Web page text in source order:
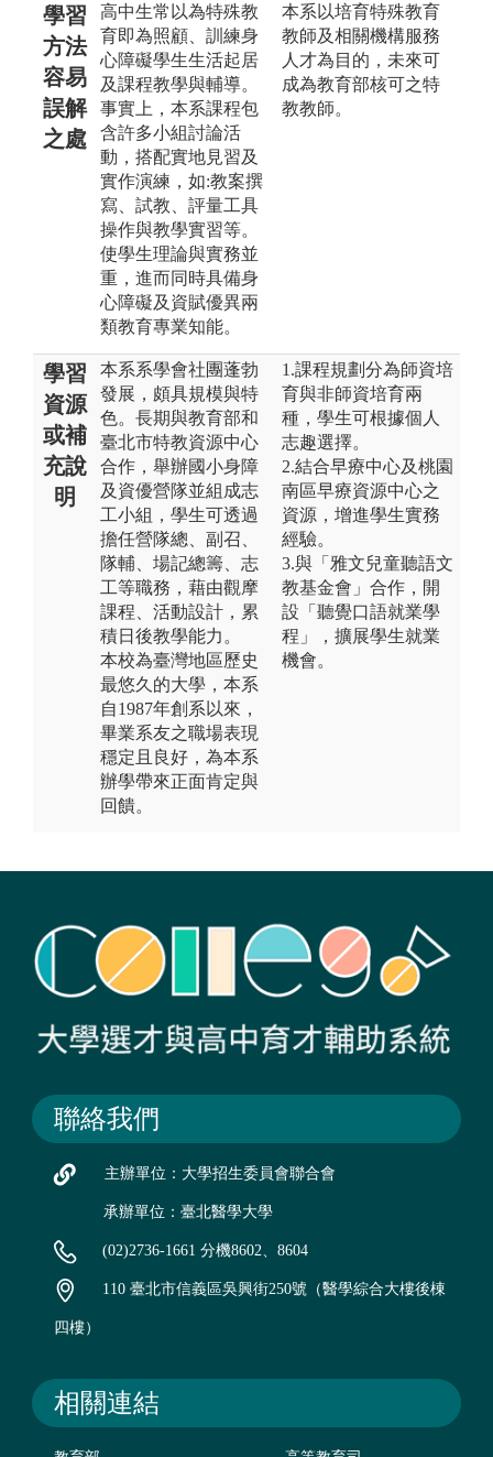
學習
方法
容易
誤解
之處
高中生常以為特殊教
育即為照顧、訓練身
心障礙學生生活起居
及課程教學與輔導。
事實上，本系課程包
含許多小組討論活
動，搭配實地見習及
實作演練，如:教案撰
寫、試教、評量工具
操作與教學實習等。
使學生理論與實務並
重，進而同時具備身
心障礙及資賦優異兩
類教育專業知能。
本系以培育特殊教育
教師及相關機構服務
人才為目的，未來可
成為教育部核可之特
教教師。
學習
資源
或補
充說
明
本系系學會社團蓬勃
發展，頗具規模與特
色。長期與教育部和
臺北市特教資源中心
合作，舉辦國小身障
及資優營隊並組成志
工小組，學生可透過
擔任營隊總、副召、
隊輔、場記總籌、志
工等職務，藉由觀摩
課程、活動設計，累
積日後教學能力。
本校為臺灣地區歷史
最悠久的大學，本系
自1987年創系以來，
畢業系友之職場表現
穩定且良好，為本系
辦學帶來正面肯定與
回饋。
1.課程規劃分為師資培
育與非師資培育兩
種，學生可根據個人
志趣選擇。
2.結合早療中心及桃園
南區早療資源中心之
資源，增進學生實務
經驗。
3.與「雅文兒童聽語文
教基金會」合作，開
設「聽覺口語就業學
程」，擴展學生就業
機會。
聯絡我們
主辦單位：大學招生委員會聯合會
承辦單位：臺北醫學大學
(02)2736-1661 分機8602、8604
110 臺北市信義區吳興街250號（醫學綜合大樓後棟
四樓）
相關連結